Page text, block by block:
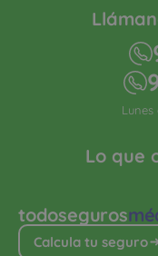
todoseguros
Calcula tu seguro
Lo que
Lunes